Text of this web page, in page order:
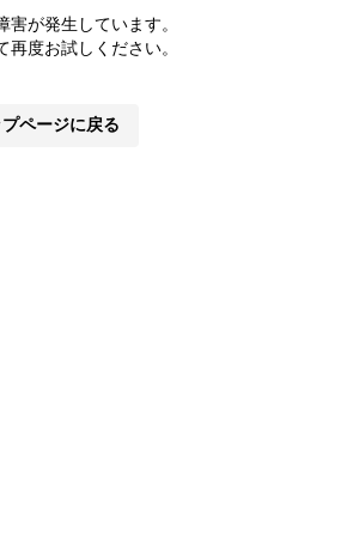
害が発生しています。
再度お試しください。
プページに戻る